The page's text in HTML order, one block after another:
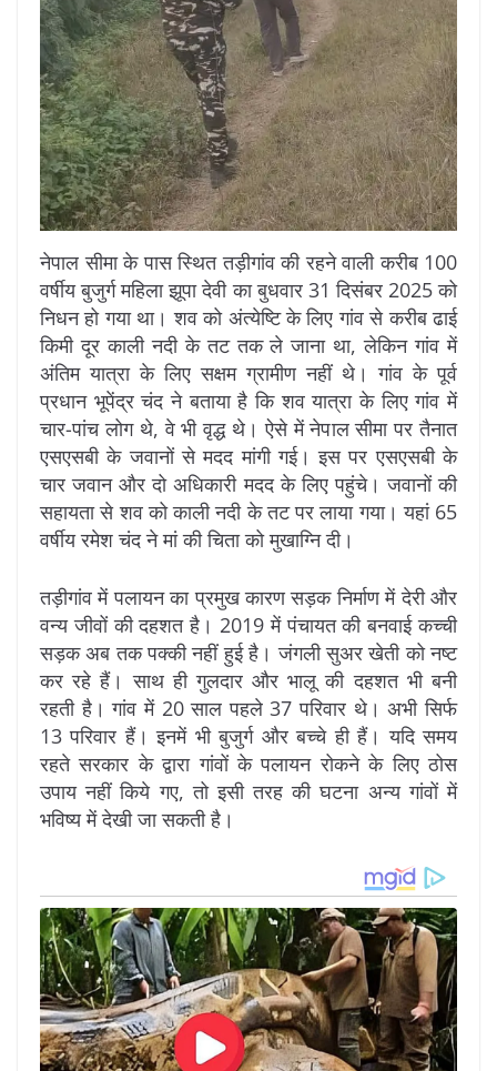
नेपाल सीमा के पास स्थित तड़ीगांव की रहने वाली करीब 100
वर्षीय बुजुर्ग महिला झूपा देवी का बुधवार 31 दिसंबर 2025 को
निधन हो गया था। शव को अंत्येष्टि के लिए गांव से करीब ढाई
किमी दूर काली नदी के तट तक ले जाना था, लेकिन गांव में
अंतिम यात्रा के लिए सक्षम ग्रामीण नहीं थे। गांव के पूर्व
प्रधान भूपेंद्र चंद ने बताया है कि शव यात्रा के लिए गांव में
चार-पांच लोग थे, वे भी वृद्ध थे। ऐसे में नेपाल सीमा पर तैनात
एसएसबी के जवानों से मदद मांगी गई। इस पर एसएसबी के
चार जवान और दो अधिकारी मदद के लिए पहुंचे। जवानों की
सहायता से शव को काली नदी के तट पर लाया गया। यहां 65
वर्षीय रमेश चंद ने मां की चिता को मुखाग्नि दी।
तड़ीगांव में पलायन का प्रमुख कारण सड़क निर्माण में देरी और
वन्य जीवों की दहशत है। 2019 में पंचायत की बनवाई कच्ची
सड़क अब तक पक्की नहीं हुई है। जंगली सुअर खेती को नष्ट
कर रहे हैं। साथ ही गुलदार और भालू की दहशत भी बनी
रहती है। गांव में 20 साल पहले 37 परिवार थे। अभी सिर्फ
13 परिवार हैं। इनमें भी बुजुर्ग और बच्चे ही हैं। यदि समय
रहते सरकार के द्वारा गांवों के पलायन रोकने के लिए ठोस
उपाय नहीं किये गए, तो इसी तरह की घटना अन्य गांवों में
भविष्य में देखी जा सकती है।